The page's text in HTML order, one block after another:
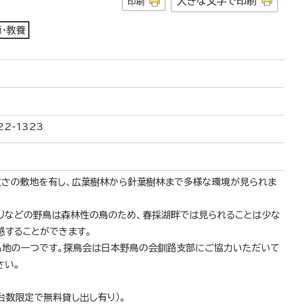
教養
1323
の敷地を有し、広葉樹林から針葉樹林まで多様な環境が見られま
などの野鳥は森林性の鳥のため、春採湖畔では見られることは少な
ることができます。
の一つです。探鳥会は日本野鳥の会釧路支部にご協力いただいて
。
限定で無料貸し出し有り）。